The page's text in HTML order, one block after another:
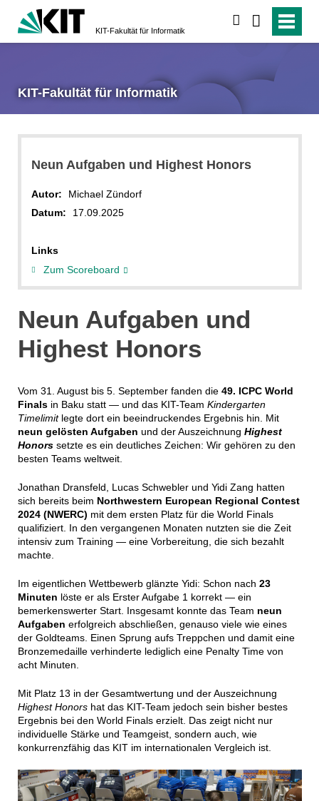
KIT-Fakultät für Informatik
KIT-Fakultät für Informatik
Neun Aufgaben und Highest Honors
Autor:
Michael Zündorf
Datum:
17.09.2025
Links
Zum Scoreboard
Neun Aufgaben und
Highest Honors
Vom 31. August bis 5. September fanden die 49. ICPC World
Finalsin Baku statt — und das KIT-Team Kindergarten
Timelimitlegte dort ein beeindruckendes Ergebnis hin. Mit
neun gelösten Aufgaben und der Auszeichnung Highest
Honorssetzte es ein deutliches Zeichen: Wir gehören zu den
besten Teams weltweit.
Jonathan Dransfeld, Lucas Schwebler und Yidi Zang hatten
sich bereits beim Northwestern European Regional Contest
2024 (NWERC) mit dem ersten Platz für die World Finals
qualifiziert. In den vergangenen Monaten nutzten sie die Zeit
intensiv zum Training — eine Vorbereitung, die sich bezahlt
machte.
Im eigentlichen Wettbewerb glänzte Yidi: Schon nach 23
Minuten löste er als Erster Aufgabe 1 korrekt — ein
bemerkenswerter Start. Insgesamt konnte das Team neun
Aufgaben erfolgreich abschließen, genauso viele wie eines
der Goldteams. Einen Sprung aufs Treppchen und damit eine
Bronzemedaille verhinderte lediglich eine Penalty Time von
acht Minuten.
Mit Platz 13 in der Gesamtwertung und der Auszeichnung
Highest Honorshat das KIT-Team jedoch sein bisher bestes
Ergebnis bei den World Finals erzielt. Das zeigt nicht nur
individuelle Stärke und Teamgeist, sondern auch, wie
konkurrenzfähig das KIT im internationalen Vergleich ist.